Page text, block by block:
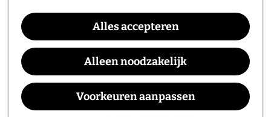
Alles accepteren
Alleen noodzakelijk
Voorkeuren aanpassen
e
e
Routeplanner
Ga op pad in
natuur en rijke
Contact
Sportcentrum Valkenhuizen
Beukenlaan 15
Arnhem